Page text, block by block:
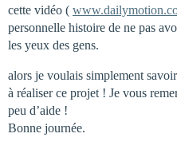
cette vidéo (
personnelle histoire de ne pas
les yeux des gens.
alors je voulais simplement
à réaliser ce projet ! Je vous
peu d’aide !
Bonne journée.